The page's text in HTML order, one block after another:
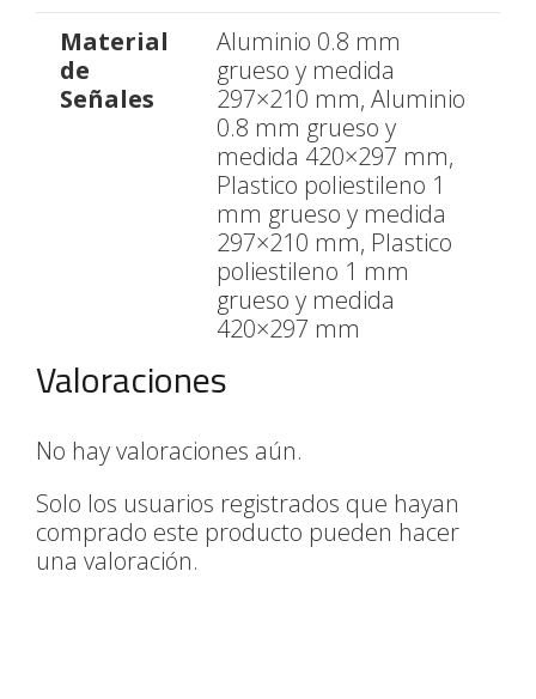
Material
de
Señales
Aluminio 0.8 mm
grueso y medida
297×210 mm, Aluminio
0.8 mm grueso y
medida 420×297 mm,
Plastico poliestileno 1
mm grueso y medida
297×210 mm, Plastico
poliestileno 1 mm
grueso y medida
420×297 mm
Valoraciones
No hay valoraciones aún.
Solo los usuarios registrados que hayan
comprado este producto pueden hacer
una valoración.